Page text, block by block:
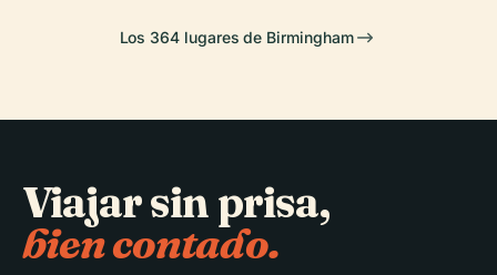
Los 364 lugares de Birmingham
Viajar sin prisa,
bien contado.